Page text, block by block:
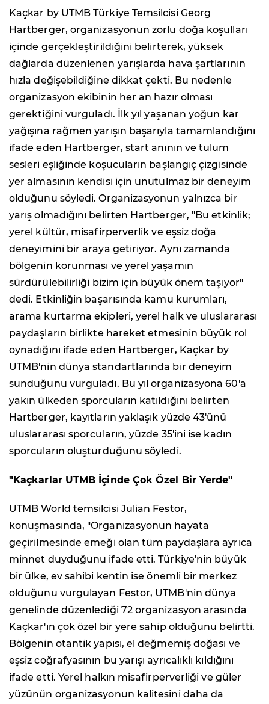
Kaçkar by UTMB Türkiye Temsilcisi Georg
Hartberger, organizasyonun zorlu doğa koşulları
içinde gerçekleştirildiğini belirterek, yüksek
dağlarda düzenlenen yarışlarda hava şartlarının
hızla değişebildiğine dikkat çekti. Bu nedenle
organizasyon ekibinin her an hazır olması
gerektiğini vurguladı. İlk yıl yaşanan yoğun kar
yağışına rağmen yarışın başarıyla tamamlandığını
ifade eden Hartberger, start anının ve tulum
sesleri eşliğinde koşucuların başlangıç çizgisinde
yer almasının kendisi için unutulmaz bir deneyim
olduğunu söyledi. Organizasyonun yalnızca bir
yarış olmadığını belirten Hartberger, "Bu etkinlik;
yerel kültür, misafirperverlik ve eşsiz doğa
deneyimini bir araya getiriyor. Aynı zamanda
bölgenin korunması ve yerel yaşamın
sürdürülebilirliği bizim için büyük önem taşıyor"
dedi. Etkinliğin başarısında kamu kurumları,
arama kurtarma ekipleri, yerel halk ve uluslararası
paydaşların birlikte hareket etmesinin büyük rol
oynadığını ifade eden Hartberger, Kaçkar by
UTMB'nin dünya standartlarında bir deneyim
sunduğunu vurguladı. Bu yıl organizasyona 60'a
yakın ülkeden sporcuların katıldığını belirten
Hartberger, kayıtların yaklaşık yüzde 43'ünü
uluslararası sporcuların, yüzde 35'ini ise kadın
sporcuların oluşturduğunu söyledi.
"Kaçkarlar UTMB İçinde Çok Özel Bir Yerde"
UTMB World temsilcisi Julian Festor,
konuşmasında, "Organizasyonun hayata
geçirilmesinde emeği olan tüm paydaşlara ayrıca
minnet duyduğunu ifade etti. Türkiye'nin büyük
bir ülke, ev sahibi kentin ise önemli bir merkez
olduğunu vurgulayan Festor, UTMB'nin dünya
genelinde düzenlediği 72 organizasyon arasında
Kaçkar'ın çok özel bir yere sahip olduğunu belirtti.
Bölgenin otantik yapısı, el değmemiş doğası ve
eşsiz coğrafyasının bu yarışı ayrıcalıklı kıldığını
ifade etti. Yerel halkın misafirperverliği ve güler
yüzünün organizasyonun kalitesini daha da